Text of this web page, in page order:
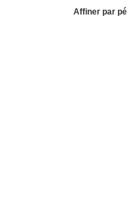
Affiner par